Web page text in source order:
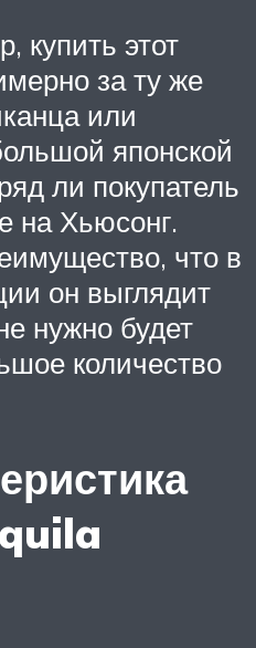
купить этот
за ту же
или
японской
ли покупатель
на Хьюсонг.
что в
он выглядит
нужно будет
количество